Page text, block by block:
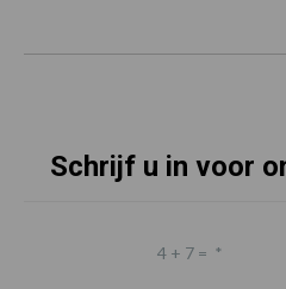
Schrijf u in voor
4 + 7 = *